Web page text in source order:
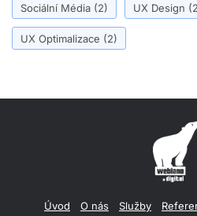
Sociální Média (2) UX Design
UX Optimalizace (2)
Úvod O nás Služby